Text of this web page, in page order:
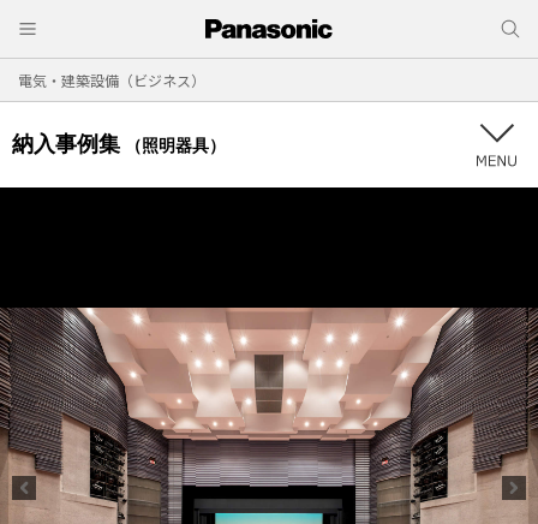
電気・建築設備（ビジネス）
納入事例集 （照明器具）